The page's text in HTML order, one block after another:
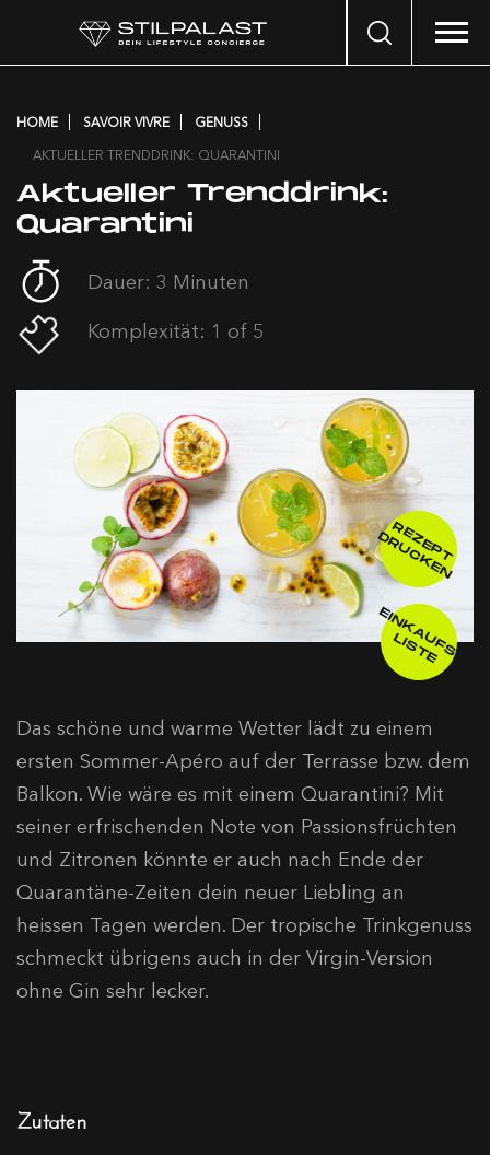
Search
HOME SAVOIR VIVRE
GENUSS
AKTUELLER TRENDDRINK: QUARANTINI
Aktueller Trenddrink:
Quarantini
Dauer: 3 Minuten
Komplexität: 1 of 5
R
E
Z
E
P
T
D
R
U
C
K
E
N
E
IN
K
A
U
F
S
-
L
IS
T
E
Das schöne und warme Wetter lädt zu einem
ersten Sommer-Apéro auf der Terrasse bzw. dem
Balkon. Wie wäre es mit einem Quarantini? Mit
seiner erfrischenden Note von Passionsfrüchten
und Zitronen könnte er auch nach Ende der
Quarantäne-Zeiten dein neuer Liebling an
heissen Tagen werden. Der tropische Trinkgenuss
schmeckt übrigens auch in der Virgin-Version
ohne Gin sehr lecker.
Zutaten